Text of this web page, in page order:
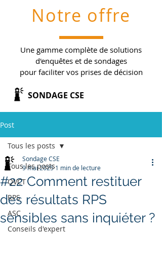
SONDAGE CSE
Notre offre
Une gamme complète de solutions
d'enquêtes et de sondages
pour faciliter vos prises de décision
Post
Tous les posts
QVCT
RPS
ASC
Conseils d'expert
Tous les posts
#22 Comment restituer
des résultats RPS
sensibles sans inquiéter ?
Sondage CSE
9 mai 2025 1 min de lecture